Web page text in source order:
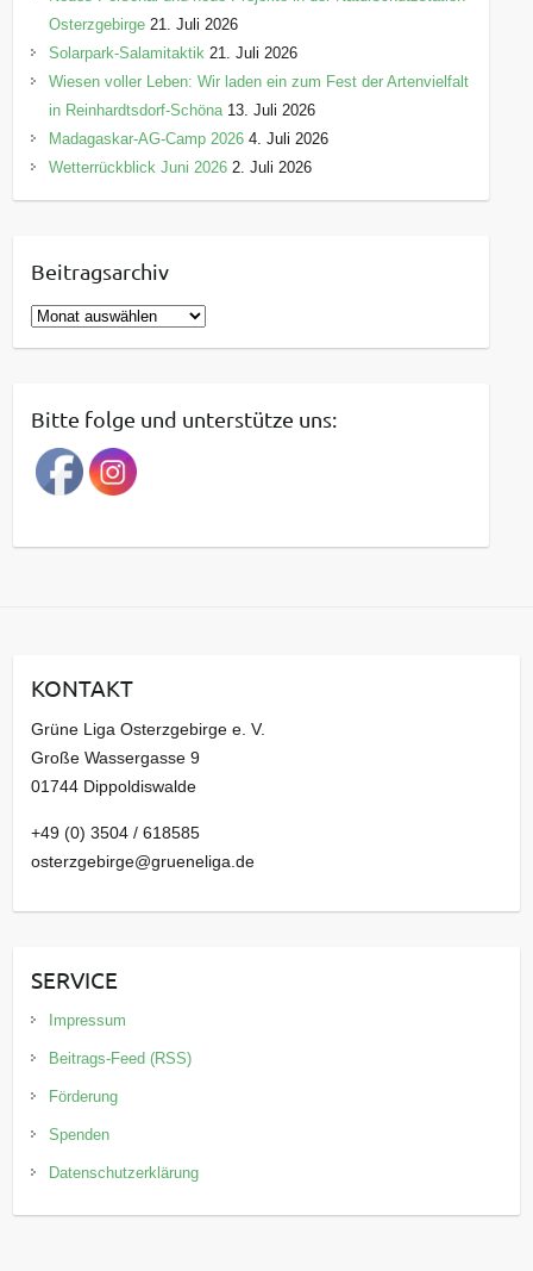
Osterzgebirge 21. Juli 2026
Solarpark-Salamitaktik 21. Juli 2026
Wiesen voller Leben: Wir laden ein zum Fest der Artenvielfalt
in Reinhardtsdorf-Schöna 13. Juli 2026
Madagaskar-AG-Camp 2026 4. Juli 2026
Wetterrückblick Juni 2026 2. Juli 2026
Beitragsarchiv
B
e
r
a
g
a
v
Bitte folge und unterstütze uns:
KONTAKT
Grüne Liga Osterzgebirge e. V.
Große Wassergasse 9
01744 Dippoldiswalde
+49 (0) 3504 / 618585
osterzgebirge@grueneliga.de
SERVICE
Impressum
Beitrags-Feed (RSS)
Förderung
Spenden
Datenschutzerklärung